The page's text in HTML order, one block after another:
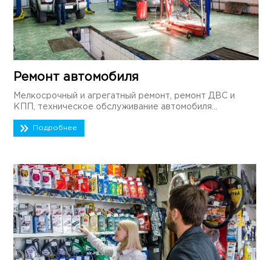
Ремонт автомобиля
Мелкосрочный и агрегатный ремонт, ремонт ДВС и
КПП, техническое обслуживание автомобиля...
Подробнее